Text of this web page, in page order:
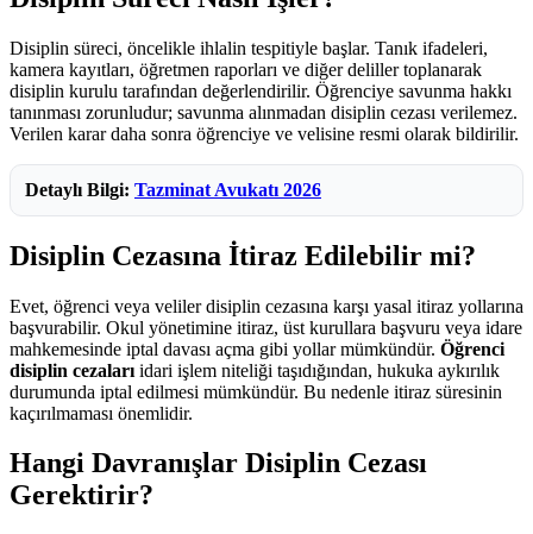
Disiplin süreci, öncelikle ihlalin tespitiyle başlar. Tanık ifadeleri,
kamera kayıtları, öğretmen raporları ve diğer deliller toplanarak
disiplin kurulu tarafından değerlendirilir. Öğrenciye savunma hakkı
tanınması zorunludur; savunma alınmadan disiplin cezası verilemez.
Verilen karar daha sonra öğrenciye ve velisine resmi olarak bildirilir.
Detaylı Bilgi: Tazminat Avukatı 2026
Disiplin Cezasına İtiraz Edilebilir mi?
Evet, öğrenci veya veliler disiplin cezasına karşı yasal itiraz yollarına
başvurabilir. Okul yönetimine itiraz, üst kurullara başvuru veya idare
mahkemesinde iptal davası açma gibi yollar mümkündür. Öğrenci
disiplin cezaları idari işlem niteliği taşıdığından, hukuka aykırılık
durumunda iptal edilmesi mümkündür. Bu nedenle itiraz süresinin
kaçırılmaması önemlidir.
Hangi Davranışlar Disiplin Cezası
Gerektirir?